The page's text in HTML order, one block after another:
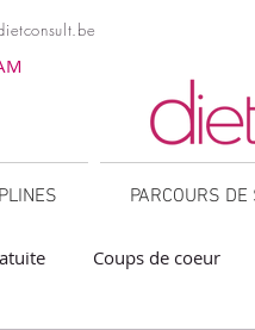
PARCOURS
Coups de coeur